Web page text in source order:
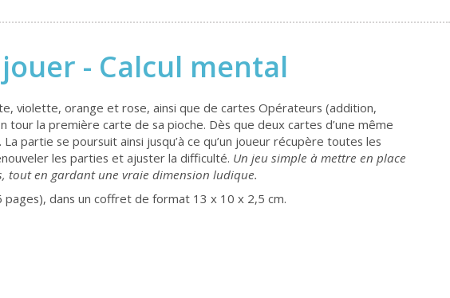
- Calcul mental
violette, orange et rose, ainsi que de cartes Opérateurs (addition,
la première carte de sa pioche. Dès que deux cartes d’une même
partie se poursuit ainsi jusqu’à ce qu’un joueur récupère toutes les
les parties et ajuster la difficulté. Un jeu simple à mettre en place
tout en gardant une vraie dimension ludique.
dans un coffret de format 13 x 10 x 2,5 cm.